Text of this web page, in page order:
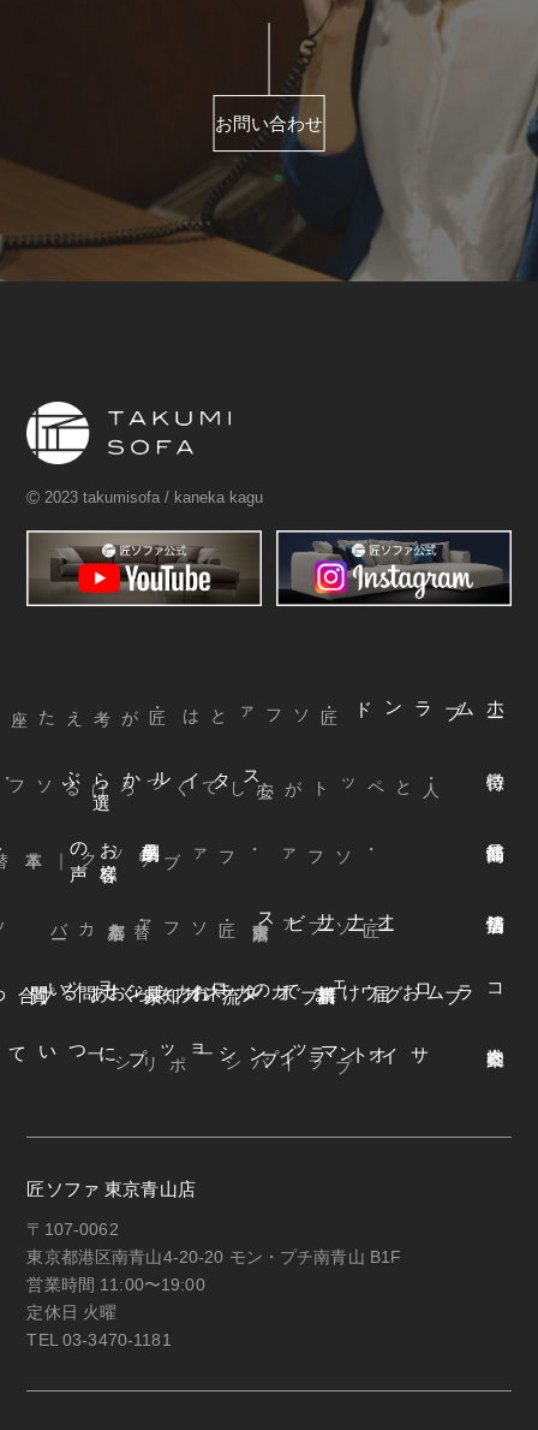
お問い合わせ
© 2023 takumisofa / kaneka kagu
ホー
ム
ブランド
・匠ソファとは
スタイルから
選
ぶ
・ソファ
お客様の
声
オーナーサー
ビス
ー
コラム
ブログ
お届けまでの流れ
ウェブカタログ
オンラインショップ お知らせ
サイトマップ
オンラインショップについて
匠ソファ 東京青山店
〒107-0062
東京都港区南青山4-20-20 モン・プチ南青山 B1F
営業時間 11:00〜19:00
定休日 火曜
TEL 03-3470-1181